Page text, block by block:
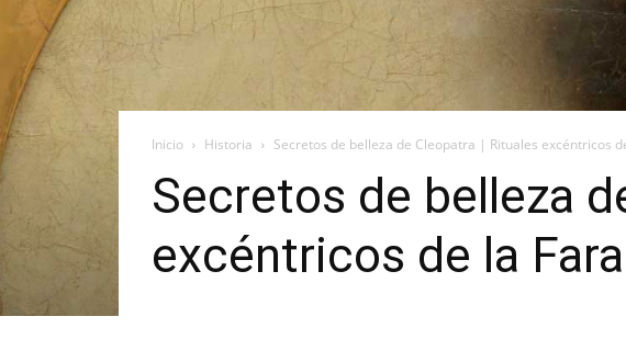
Inicio Historia Secretos de belleza de Cleopatra | Rituales excéntricos
Secretos de belleza
excéntricos de la